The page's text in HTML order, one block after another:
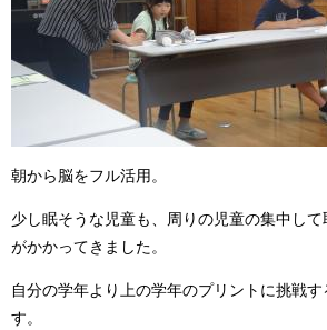
朝から脳をフル活用。
少し眠そうな児童も、周りの児童の集中し
がかかってきました。
自分の学年より上の学年のプリントに挑戦
す。